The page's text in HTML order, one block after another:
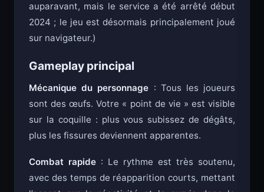
auparavant, mais le service a été arrêté début
2024 ; le jeu est désormais principalement joué
sur navigateur.)
Gameplay principal
Mécanique du personnage : Tous les joueurs
sont des œufs. Votre « point de vie » est visible
sur la coquille : plus vous subissez de dégâts,
plus les fissures deviennent apparentes.
Combat rapide : Le rythme est très soutenu,
avec des temps de réapparition courts, mettant